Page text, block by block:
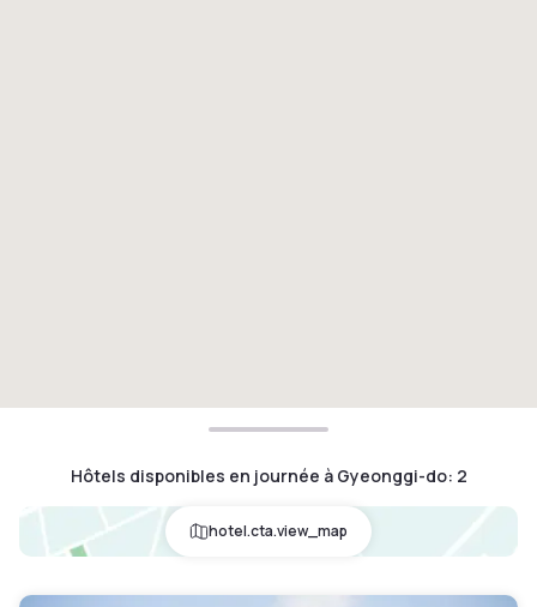
Hôtels disponibles en journée à Gyeonggi-do: 2
hotel.cta.view_map